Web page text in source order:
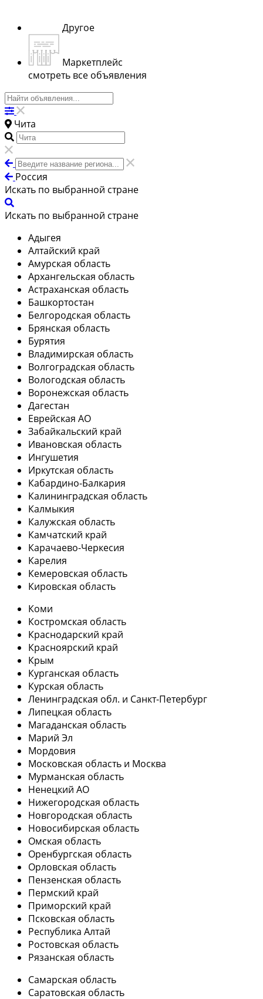
Другое
Маркетплейс
смотреть все объявления
Чита
Россия
Искать по выбранной стране
Искать по выбранной стране
Адыгея
Алтайский край
Амурская область
Архангельская область
Астраханская область
Башкортостан
Белгородская область
Брянская область
Бурятия
Владимирская область
Волгоградская область
Вологодская область
Воронежская область
Дагестан
Еврейская АО
Забайкальский край
Ивановская область
Ингушетия
Иркутская область
Кабардино-Балкария
Калининградская область
Калмыкия
Калужская область
Камчатский край
Карачаево-Черкесия
Карелия
Кемеровская область
Кировская область
Коми
Костромская область
Краснодарский край
Красноярский край
Крым
Курганская область
Курская область
Ленинградская обл. и Санкт-Петербург
Липецкая область
Магаданская область
Марий Эл
Мордовия
Московская область и Москва
Мурманская область
Ненецкий АО
Нижегородская область
Новгородская область
Новосибирская область
Омская область
Оренбургская область
Орловская область
Пензенская область
Пермский край
Приморский край
Псковская область
Республика Алтай
Ростовская область
Рязанская область
Самарская область
Саратовская область